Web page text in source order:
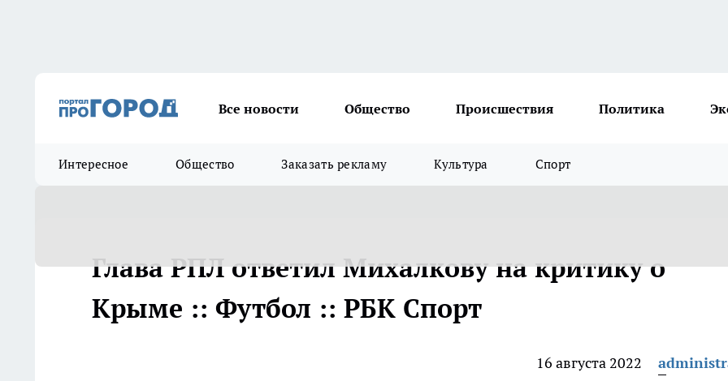
Все новости Общество Происшествия Политика
Интересное Общество Заказать рекламу Культура Спорт
Глава РПЛ ответил Михалкову на критику о
Крыме :: Футбол :: РБК Спорт
16 августа 2022